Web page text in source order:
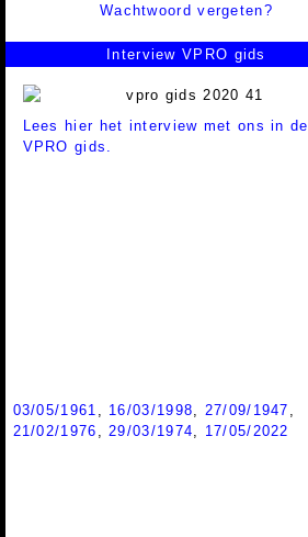
Wachtwoord vergeten?
Interview VPRO gids
Lees hier het interview met ons in de
VPRO gids.
03/05/1961 , 16/03/1998, 27/09/1947 ,
21/02/1976 ,29/03/1974, 17/05/2022